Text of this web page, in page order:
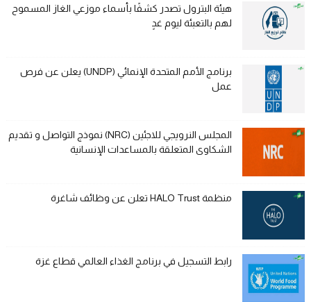
هيئة البترول تصدر كشفًا بأسماء موزعي الغاز المسموح
لهم بالتعبئة ليوم غدٍ
برنامج الأمم المتحدة الإنمائي (UNDP) يعلن عن فرص
عمل
المجلس النرويجي للاجئين (NRC) نموذج التواصل و تقديم
الشكاوى المتعلقة بالمساعدات الإنسانية
منظمة HALO Trust تعلن عن وظائف شاغرة
رابط التسجيل في برنامج الغذاء العالمي قطاع غزة